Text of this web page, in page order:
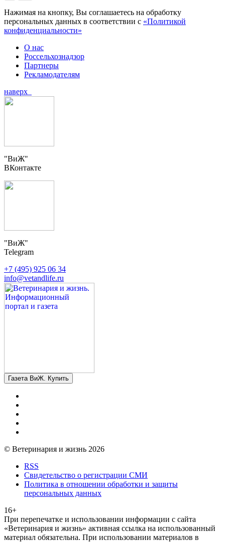
Нажимая на кнопку, Вы соглашаетесь на обработку
персональных данных в соответствии с «Политикой
конфиденциальности»
О нас
Россельхознадзор
Партнеры
Рекламодателям
наверх
"ВиЖ"
ВКонтакте
"ВиЖ"
Telegram
+7 (495) 925 06 34
info@vetandlife.ru
Газета ВиЖ. Купить
© Ветеринария и жизнь 2026
RSS
Свидетельство о регистрации СМИ
Политика в отношении обработки и защиты
персональных данных
16+
При перепечатке и использовании информации с сайта
«Ветеринария и жизнь» активная ссылка на использованный
материал обязательна. При использовании материалов в